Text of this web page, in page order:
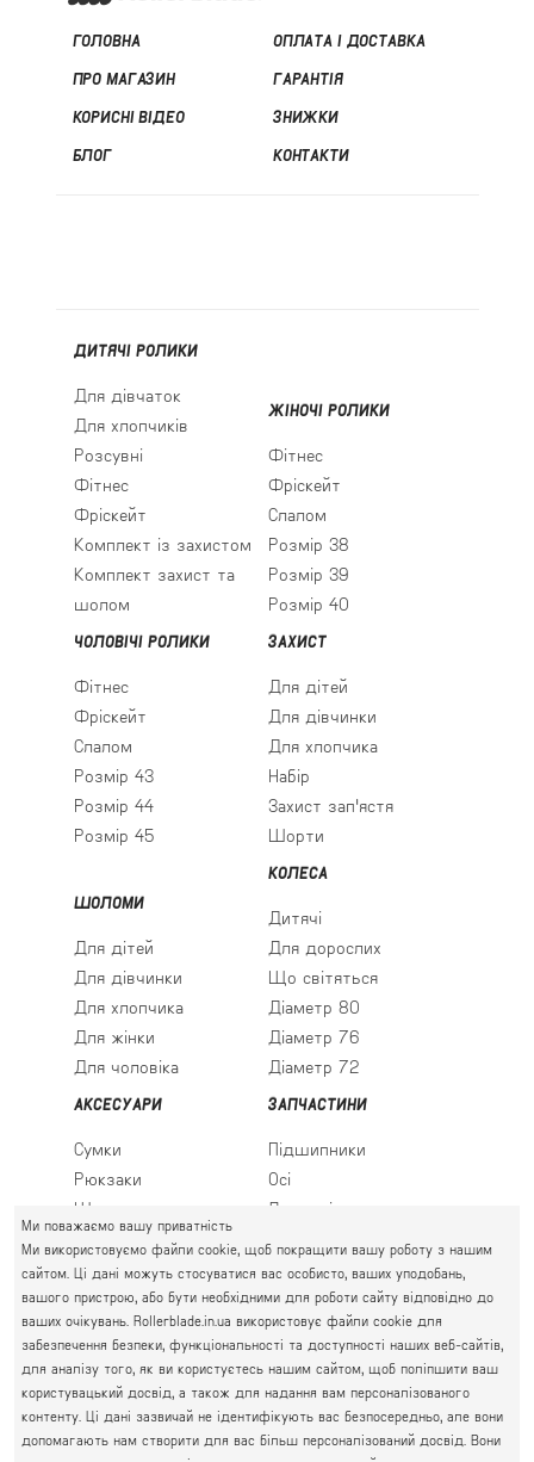
ГОЛОВНА
ПРО МАГАЗИН
КОРИСНІ ВІДЕО
БЛОГ
ОПЛАТА І ДОСТАВКА
ГАРАНТІЯ
ЗНИЖКИ
КОНТАКТИ
ДИТЯЧІ РОЛИКИ
Для дівчаток
Для хлопчиків
Розсувні
Фітнес
Фріскейт
Комплект із захистом
Комплект захист та
шолом
ЖІНОЧІ РОЛИКИ
Фітнес
Фріскейт
Слалом
Розмір 38
Розмір 39
Розмір 40
ЧОЛОВІЧІ РОЛИКИ
Фітнес
Фріскейт
Слалом
Розмір 43
Розмір 44
Розмір 45
ЗАХИСТ
Для дітей
Для дівчинки
Для хлопчика
Набір
Захист зап'ястя
Шорти
ШОЛОМИ
Для дітей
Для дівчинки
Для хлопчика
Для жінки
Для чоловіка
КОЛЕСА
Дитячі
Для дорослих
Що світяться
Діаметр 80
Діаметр 76
Діаметр 72
АКСЕСУАРИ
Сумки
Рюкзаки
Шкарпетки
ЗАПЧАСТИНИ
Підшипники
Осі
Льодові леза
ПРАВИЙ БЕРЕГ
Святошин, Житомирська, Академмістечко
М. КИЇВ, ВУЛ. АКАДЕМІКА КРИМСЬКОГО, 4А
ГРАФІК РОБОТИ:
пн.-пт. 10.00 - 19.00
сб.-нд. 10.00 - 17.00
063 777-59-79
067 111-01-47
050 777-16-00
Ми поважаємо вашу приватність
Ми використовуємо файли cookie, щоб покращити вашу роботу з нашим
сайтом. Ці дані можуть стосуватися вас особисто, ваших уподобань,
вашого пристрою, або бути необхідними для роботи сайту відповідно до
ваших очікувань. Rollerblade.in.ua використовує файли cookie для
забезпечення безпеки, функціональності та доступності наших веб-сайтів,
для аналізу того, як ви користуєтесь нашим сайтом, щоб поліпшити ваш
користувацький досвід, а також для надання вам персоналізованого
контенту. Ці дані зазвичай не ідентифікують вас безпосередньо, але вони
допомагають нам створити для вас більш персоналізований досвід. Вони